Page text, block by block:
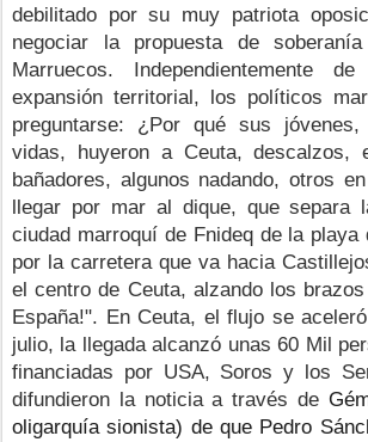
debilitado por su muy patriota
negociar la propuesta de
Marruecos. Independientemente
expansión territorial, los políticos
preguntarse: ¿Por qué sus jóvenes,
vidas, huyeron a Ceuta, descalzos,
bañadores, algunos nadando, otros
llegar por mar al dique, que separa
ciudad marroquí de Fnideq de la
por la carretera que va hacia
el centro de Ceuta, alzando los
España!". En Ceuta, el flujo se
julio, la llegada alcanzó unas 60 Mil
financiadas por USA, Soros y los
difundieron la noticia a través de
oligarquía sionista) de que Pedro